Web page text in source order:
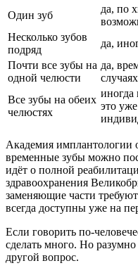
Один зуб
да, по
Несколько зубов
подряд
да,
Почти все зубы на
одной челюсти
да,
случаях
Все зубы на обеих
челюстях
иногда
это
Академия имплантологии
временные зубы можно
идёт о полной
здравоохранения
заменяющие части
всегда доступны уже на
Если говорить по-
сделать много. Но
другой вопрос.